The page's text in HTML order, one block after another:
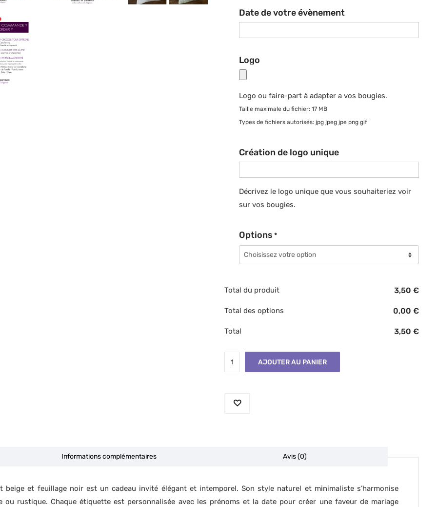
Date de votre évènement
Logo
Logo ou faire-part à adapter a vos bougies.
Taille maximale du fichier: 17 MB
Types de fichiers autorisés: jpg jpeg jpe png gif
Création de logo unique
Décrivez le logo unique que vous souhaiteriez voir
sur vos bougies.
Options *
Total du produit 3,50 €
Total des options 0,00 €
Total 3,50 €
AJOUTER AU PANIER
Informations complémentaires Avis (0)
beige et feuillage noir est un cadeau invité élégant et intemporel. Son style naturel et minimaliste s’harmonise
ou rustique. Chaque étiquette est personnalisée avec les prénoms et la date pour créer une faveur de mariage